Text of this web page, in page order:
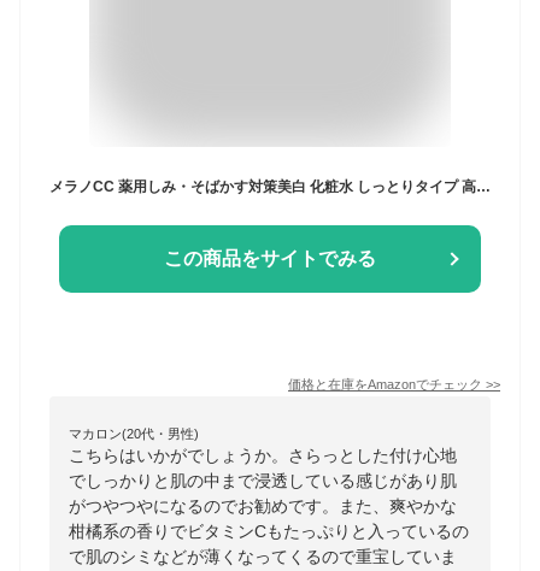
メラノCC 薬用しみ・そばかす対策美白 化粧水 しっとりタイプ 高浸透ビタミンC配合誘導体配合 170mL
この商品をサイトでみる
価格と在庫をAmazonでチェック >>
マカロン(20代・男性)
こちらはいかがでしょうか。さらっとした付け心地
でしっかりと肌の中まで浸透している感じがあり肌
がつやつやになるのでお勧めです。また、爽やかな
柑橘系の香りでビタミンCもたっぷりと入っているの
で肌のシミなどが薄くなってくるので重宝していま